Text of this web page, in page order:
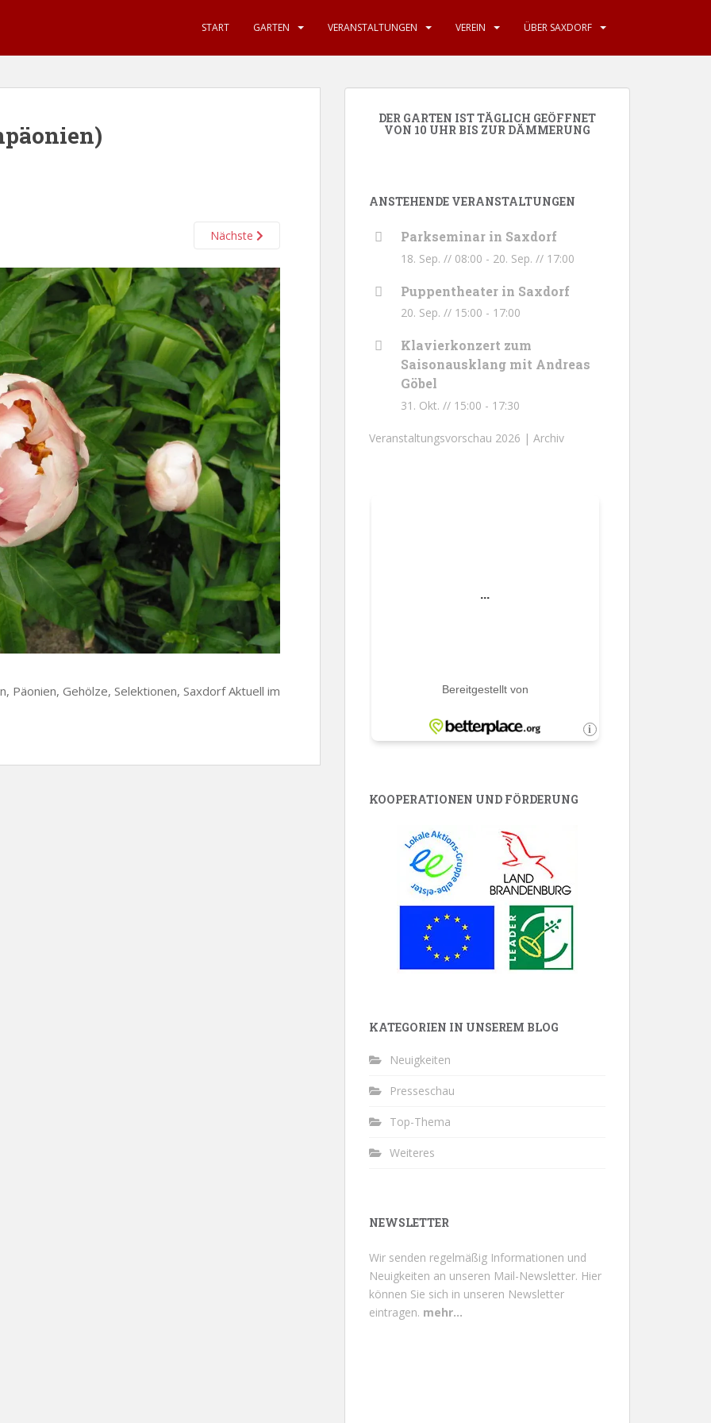
START GARTEN VERANSTALTUNGEN VEREIN ÜBER SAXDORF
Nächste
Päonien, Gehölze, Selektionen, Saxdorf Aktuell im
DER GARTEN IST TÄGLICH GEÖFFNET
VON 10 UHR BIS ZUR DÄMMERUNG
ANSTEHENDE VERANSTALTUNGEN
Parkseminar in Saxdorf
18. Sep. // 08:00 - 20. Sep. // 17:00
Puppentheater in Saxdorf
20. Sep. // 15:00 - 17:00
Klavierkonzert zum
Saisonausklang mit Andreas
Göbel
31. Okt. // 15:00 - 17:30
Veranstaltungsvorschau 2026 | Archiv
KOOPERATIONEN UND FÖRDERUNG
KATEGORIEN IN UNSEREM BLOG
Neuigkeiten
Presseschau
Top-Thema
Weiteres
NEWSLETTER
Wir senden regelmäßig Informationen und
Neuigkeiten an unseren Mail-Newsletter. Hier
können Sie sich in unseren Newsletter
eintragen. mehr...